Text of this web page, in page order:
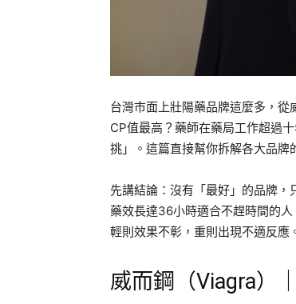
台灣市面上壯陽藥品牌這麼多，
CP值最高？藥師在藥局工作超過
挑」。這篇直接幫你拆解各大品牌
先講結論：沒有「最好」的品牌
藥效長達36小時適合不趕時間的
輕則效果不彰，重則出現不適反應
威而鋼（Viagra）